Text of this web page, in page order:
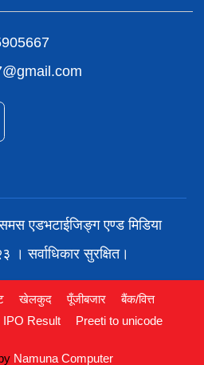
एडभटाईजिङ्ग एण्ड मिडिया
। सर्वाधिकार सुरक्षित।
खेलकुद पूँजीबजार
बैंक/वित्त
IPO Result Preeti to unicode
Namuna Computer